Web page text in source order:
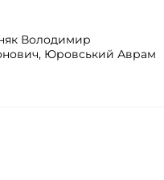
Володимир
Юровський Аврам